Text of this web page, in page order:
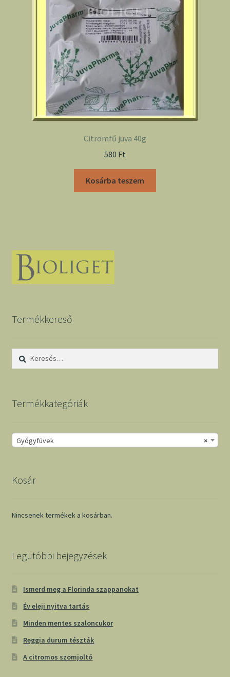
Citromfű juva 40g
580 Ft
Kosárba teszem
Termékkereső
Keresés:
Termékkategóriák
×
Gyógyfüvek
Kosár
Nincsenek termékek a kosárban.
Legutóbbi bejegyzések
Ismerd meg a Florinda szappanokat
Év eleji nyitva tartás
Minden mentes szaloncukor
Reggia durum tészták
A citromos szomjoltó